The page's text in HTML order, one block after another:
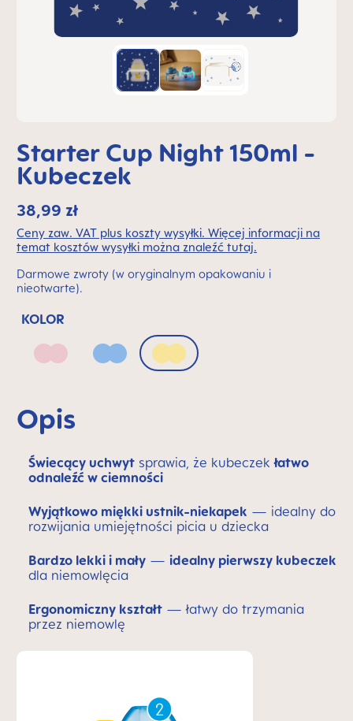
Starter Cup Night 150ml -
Kubeczek
38,99 zł
Ceny zaw. VAT plus koszty wysyłki. Więcej informacji na
temat kosztów wysyłki można znaleźć tutaj.
Darmowe zwroty (w oryginalnym opakowaniu i
nieotwarte).
KOLOR
Blush Powder BlueSunlight
Opis
Świecący uchwyt sprawia, że kubeczekłatwo
odnaleźć w ciemności
Wyjątkowo miękki ustnik-niekapek — idealny do
rozwijania umiejętności picia u dziecka
Bardzo lekki i mały — idealny pierwszy kubeczek
dla niemowlęcia
Ergonomiczny kształt — łatwy do trzymania
przez niemowlę